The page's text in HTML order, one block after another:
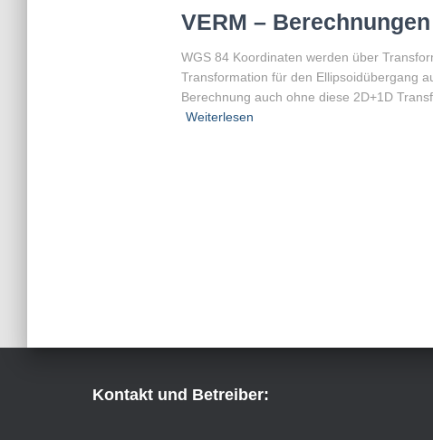
VERM –
WGS 84 Koordinaten werden über
Transformation für den Ellipsoidübergang
Berechnung auch ohne diese 2D+1D
Weiterlesen
Kontakt und Betreiber: